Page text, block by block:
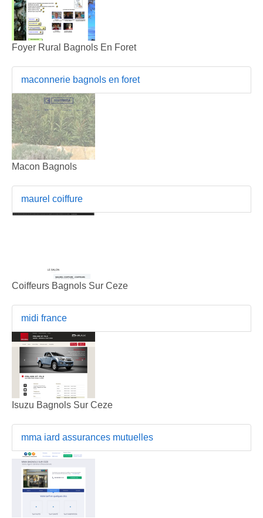
Foyer Rural Bagnols En Foret
maconnerie bagnols en foret
Macon Bagnols
maurel coiffure
Coiffeurs Bagnols Sur Ceze
midi france
Isuzu Bagnols Sur Ceze
mma iard assurances mutuelles